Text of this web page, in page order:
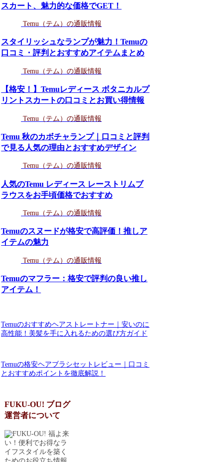
スカート、魅力的な価格でGET！
Temu（テム）の通販情報
スタイリッシュなランプが魅力！Temuの
口コミ・評判とおすすめアイテムまとめ
Temu（テム）の通販情報
【格安！】Temuレディース ボタニカルプ
リントスカートの口コミとお買い得情報
Temu（テム）の通販情報
Temu 秋のカボチャランプ｜口コミと評判
で見る人気の理由とおすすめデザイン
Temu（テム）の通販情報
人気のTemu レディース レーストリムブ
ラウスをお手頃価格でおすすめ
Temu（テム）の通販情報
Temuのスヌードが格安で高評価！推しア
イテムの魅力
Temu（テム）の通販情報
Temuのマフラー：格安で評判の良い推し
アイテム！
Temuのおすすめヘアストレートナー｜安いのに
高性能！美髪を手に入れるための選び方ガイド
Temuの格安ヘアブラシセットレビュー｜口コミ
とおすすめポイントを徹底解説！
FUKU-OU! ブログ
運営者について
福よ来
い！便利でお得なラ
イフスタイルを築く